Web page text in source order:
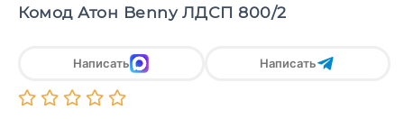
Комод Атон Benny ЛДСП 800/2
Написать Написать